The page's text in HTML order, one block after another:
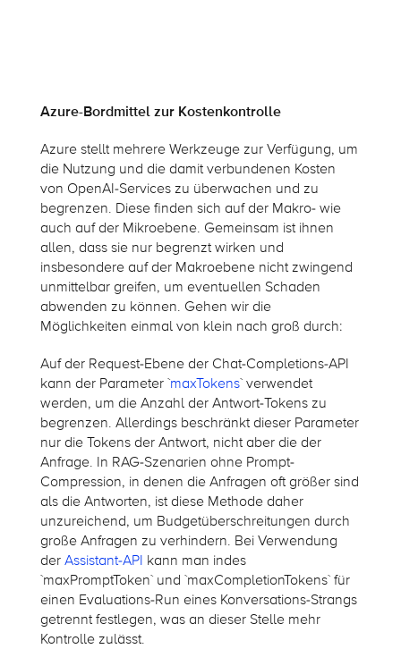
Azure-Bordmittel zur Kostenkontrolle
Azure stellt mehrere Werkzeuge zur Verfügung, um
die Nutzung und die damit verbundenen Kosten
von OpenAI-Services zu überwachen und zu
begrenzen. Diese finden sich auf der Makro- wie
auch auf der Mikroebene. Gemeinsam ist ihnen
allen, dass sie nur begrenzt wirken und
insbesondere auf der Makroebene nicht zwingend
unmittelbar greifen, um eventuellen Schaden
abwenden zu können. Gehen wir die
Möglichkeiten einmal von klein nach groß durch:
Auf der Request-Ebene der Chat-Completions-API
kann der Parameter `maxTokens` verwendet
werden, um die Anzahl der Antwort-Tokens zu
begrenzen. Allerdings beschränkt dieser Parameter
nur die Tokens der Antwort, nicht aber die der
Anfrage. In RAG-Szenarien ohne Prompt-
Compression, in denen die Anfragen oft größer sind
als die Antworten, ist diese Methode daher
unzureichend, um Budgetüberschreitungen durch
große Anfragen zu verhindern. Bei Verwendung
der Assistant-API kann man indes
`maxPromptToken` und `maxCompletionTokens` für
einen Evaluations-Run eines Konversations-Strangs
getrennt festlegen, was an dieser Stelle mehr
Kontrolle zulässt.